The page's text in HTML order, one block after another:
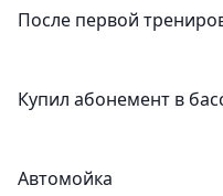
После первой
Купил абонемент в
Автомойка